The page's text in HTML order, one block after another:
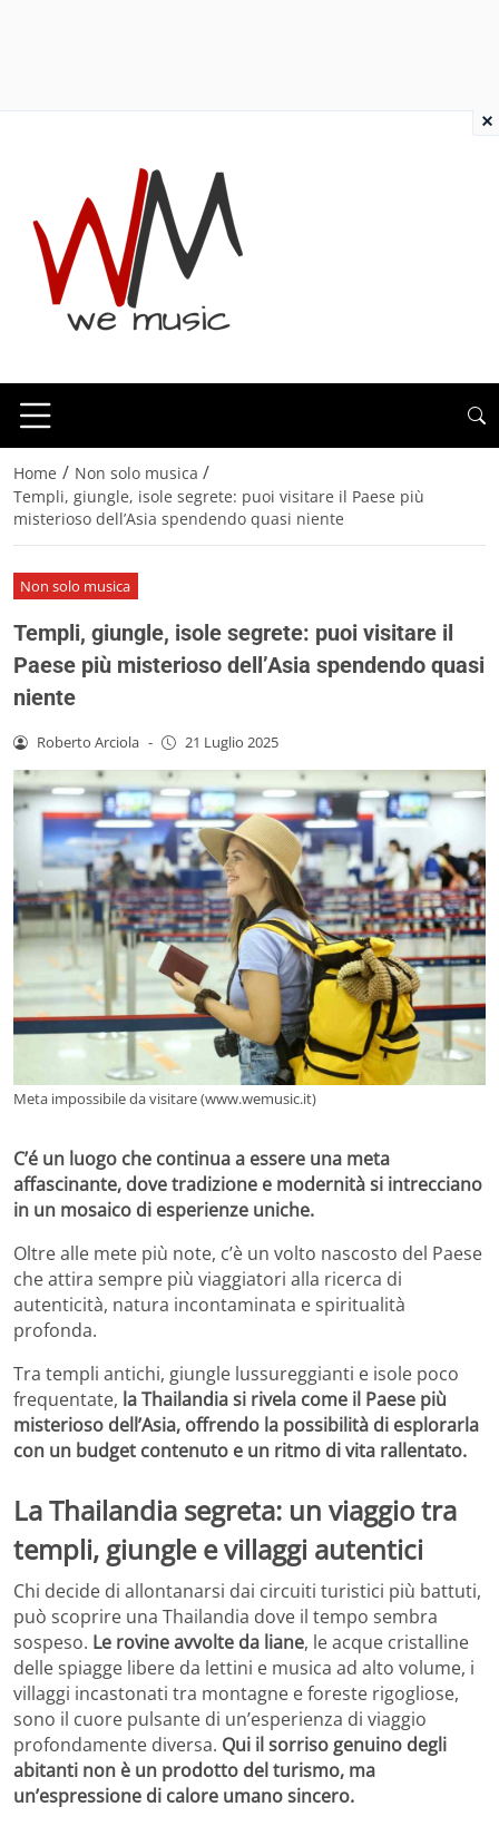
Home / Non solo musica /
Templi, giungle, isole segrete: puoi visitare il Paese più
misterioso dell’Asia spendendo quasi niente
Non solo musica
Templi, giungle, isole segrete: puoi visitare il
Paese più misterioso dell’Asia spendendo quasi
niente
Roberto Arciola - 21 Luglio 2025
Meta impossibile da visitare (www.wemusic.it)
C’é un luogo che continua a essere una meta
affascinante, dove tradizione e modernità si intrecciano
in un mosaico di esperienze uniche.
Oltre alle mete più note, c’è un volto nascosto del Paese
che attira sempre più viaggiatori alla ricerca di
autenticità, natura incontaminata e spiritualità
profonda.
Tra templi antichi, giungle lussureggianti e isole poco
frequentate, la Thailandia si rivela come il Paese più
misterioso dell’Asia, offrendo la possibilità di esplorarla
con un budget contenuto e un ritmo di vita rallentato.
La Thailandia segreta: un viaggio tra
templi, giungle e villaggi autentici
Chi decide di allontanarsi dai circuiti turistici più battuti,
può scoprire una Thailandia dove il tempo sembra
sospeso. Le rovine avvolte da liane, le acque cristalline
delle spiagge libere da lettini e musica ad alto volume, i
villaggi incastonati tra montagne e foreste rigogliose,
sono il cuore pulsante di un’esperienza di viaggio
profondamente diversa. Qui il sorriso genuino degli
abitanti non è un prodotto del turismo, ma
un’espressione di calore umano sincero.
×